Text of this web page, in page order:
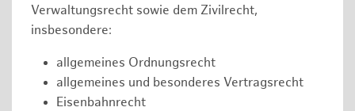
Verwaltungsrecht sowie dem Zivilrecht,
insbesondere:
allgemeines Ordnungsrecht
allgemeines und besonderes Vertragsrecht
Eisenbahnrecht